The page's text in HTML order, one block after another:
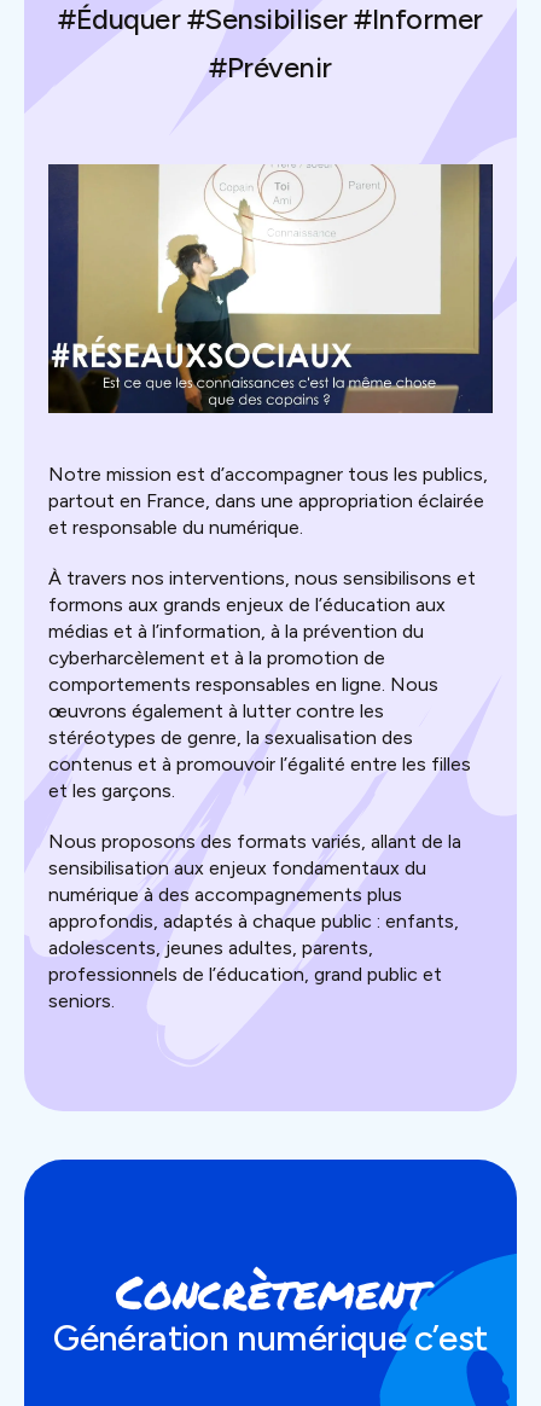
#Éduquer #Sensibiliser #Informer
#Prévenir
Notre mission est d’accompagner tous les publics,
partout en France, dans une appropriation éclairée
et responsable du numérique.
À travers nos interventions, nous sensibilisons et
formons aux grands enjeux de l’éducation aux
médias et à l’information, à la prévention du
cyberharcèlement et à la promotion de
comportements responsables en ligne. Nous
œuvrons également à lutter contre les
stéréotypes de genre, la sexualisation des
contenus et à promouvoir l’égalité entre les filles
et les garçons.
Nous proposons des formats variés, allant de la
sensibilisation aux enjeux fondamentaux du
numérique à des accompagnements plus
approfondis, adaptés à chaque public : enfants,
adolescents, jeunes adultes, parents,
professionnels de l’éducation, grand public et
seniors.
Concrètement
Génération numérique c’est